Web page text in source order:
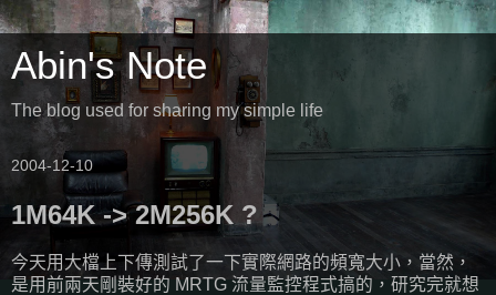
Abin's Note
The blog used for sharing my simple life
2004-12-10
1M64K -> 2M256K ?
今天用大檔上下傳測試了一下實際網路的頻寬大小，當然，
是用前兩天剛裝好的 MRTG 流量監控程式搞的，研究完就想